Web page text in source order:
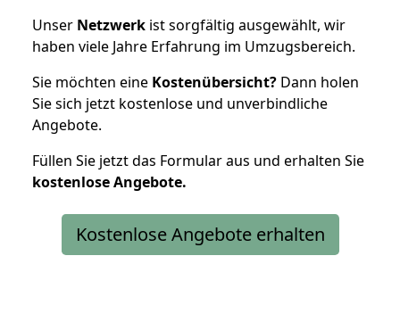
Unser Netzwerk ist sorgfältig ausgewählt, wir
haben viele Jahre Erfahrung im Umzugsbereich.
Sie möchten eine Kostenübersicht? Dann holen
Sie sich jetzt kostenlose und unverbindliche
Angebote.
Füllen Sie jetzt das Formular aus und erhalten Sie
kostenloseAngebote.
Kostenlose Angebote erhalten